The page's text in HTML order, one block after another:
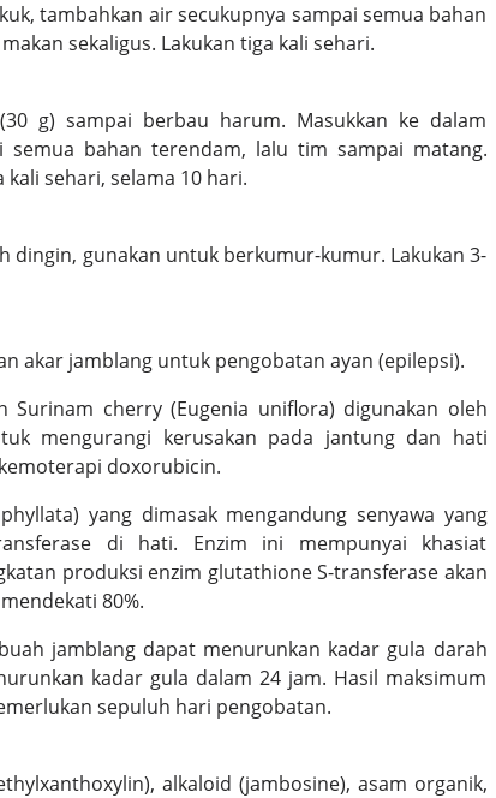
tambahkan air secukupnya sampai semua bahan
sekaligus. Lakukan tiga kali sehari.
g) sampai berbau harum. Masukkan ke dalam
semua bahan terendam, lalu tim sampai matang.
sehari, selama 10 hari.
dingin, gunakan untuk berkumur-kumur. Lakukan 3-
akar jamblang untuk pengobatan ayan (epilepsi).
Surinam cherry (Eugenia uniflora) digunakan oleh
mengurangi kerusakan pada jantung dan hati
doxorubicin.
yang dimasak mengandung senyawa yang
di hati. Enzim ini mempunyai khasiat
produksi enzim glutathione S-transferase akan
80%.
jamblang dapat menurunkan kadar gula darah
kadar gula dalam 24 jam. Hasil maksimum
sepuluh hari pengobatan.
alkaloid (jambosine), asam organik,